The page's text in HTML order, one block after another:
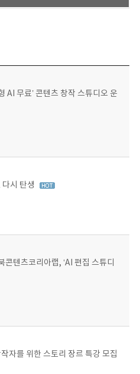
AI 무료’ 콘텐츠 창작 스튜디오 운
시 탄생
텐츠코리아랩, ‘AI 편집 스튜디
자를 위한 스토리 장르 특강 모집